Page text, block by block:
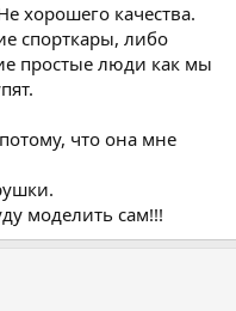
хорошего качества.
спорткары, либо
простые люди как мы
что она мне
моделить сам!!!